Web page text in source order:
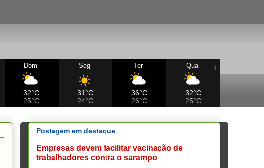
Dom
32°C
25°C
Seg
31°C
24°C
Ter
36°C
26°C
Qua
32°C
25°C
Postagem em destaque
Empresas devem facilitar vacinação de
trabalhadores contra o sarampo